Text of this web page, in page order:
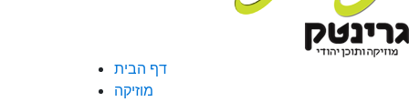
דף הבית
מוזיקה